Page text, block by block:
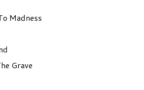
Madness
Grave